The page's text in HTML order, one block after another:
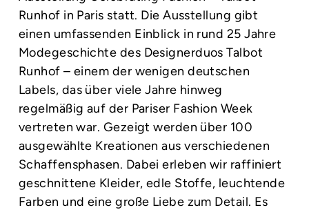
Runhof in Paris statt. Die Ausstellung gibt
einen umfassenden Einblick in rund 25 Jahre
Modegeschichte des Designerduos Talbot
Runhof – einem der wenigen deutschen
Labels, das über viele Jahre hinweg
regelmäßig auf der Pariser Fashion Week
vertreten war. Gezeigt werden über 100
ausgewählte Kreationen aus verschiedenen
Schaffensphasen. Dabei erleben wir raffiniert
geschnittene Kleider, edle Stoffe, leuchtende
Farben und eine große Liebe zum Detail. Es